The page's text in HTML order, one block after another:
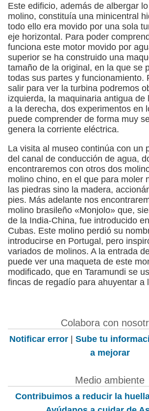
Este edificio, además de albergar
molino, constituía una minicentral
todo ello era movido por una sola
eje horizontal. Para poder
funciona este motor movido por
superior se ha construido una
tamaño de la original, en la que se
todas sus partes y funcionamiento.
salir para ver la turbina podremos
izquierda, la maquinaria antigua de
a la derecha, dos experimentos en
puede comprender de forma muy
genera la corriente eléctrica.
La visita al museo continúa con un
del canal de conducción de agua,
encontraremos con otros dos
molino chino, en el que para moler
las piedras sino la madera,
pies. Más adelante nos
molino brasileño «Monjolo» que,
de la India-China, fue introducido
Cubas. Este molino perdió su
introducirse en Portugal, pero
variados de molinos. A la entrada
puede ver una maqueta de este
modificado, que en Taramundi se
fincas de regadío para ahuyentar a
Colabora con
Notificar error | Sube tu
a mejorar
Medio ambiente
Contribuimos a reducir la